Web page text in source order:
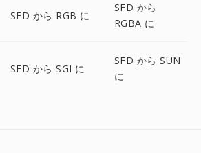
SFD から RGB に
SFD から
RGBA に
SFD から SGI に
SFD から SUN
に